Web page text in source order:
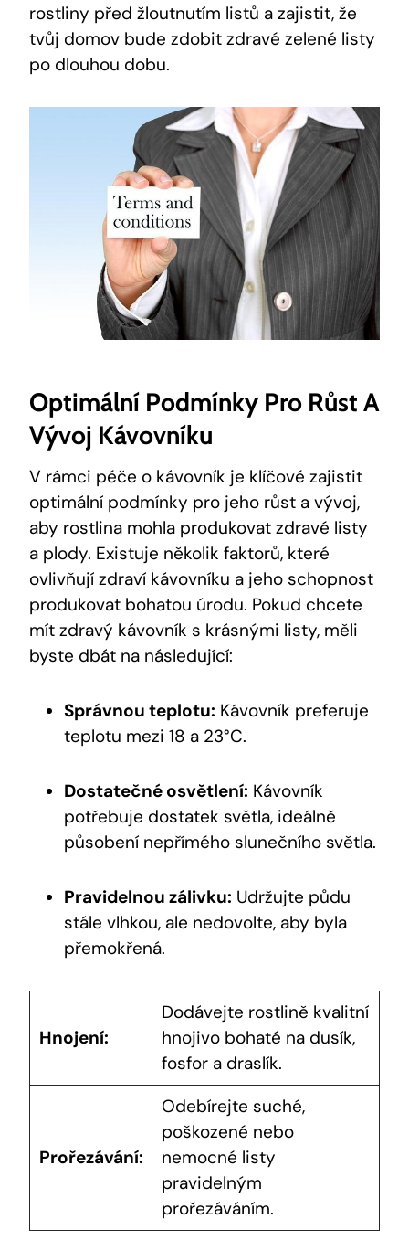
rostliny před žloutnutím listů a zajistit, že
tvůj domov bude zdobit zdravé zelené listy
po dlouhou dobu.
Optimální Podmínky Pro Růst A
Vývoj Kávovníku
V rámci péče o kávovník je klíčové zajistit
optimální podmínky pro jeho růst a vývoj,
aby rostlina mohla produkovat zdravé listy
a plody. Existuje několik faktorů, které
ovlivňují zdraví kávovníku a jeho schopnost
produkovat bohatou úrodu. Pokud chcete
mít zdravý kávovník s krásnými listy, měli
byste dbát na následující:
Správnou teplotu: Kávovník preferuje
teplotu mezi 18 a 23°C.
Dostatečné osvětlení: Kávovník
potřebuje dostatek světla, ideálně
působení nepřímého slunečního světla.
Pravidelnou zálivku: Udržujte půdu
stále vlhkou, ale nedovolte, aby byla
přemokřená.
Hnojení:
Dodávejte rostlině kvalitní
hnojivo bohaté na dusík,
fosfor a draslík.
Prořezávání:
Odebírejte suché,
poškozené nebo
nemocné listy
pravidelným
prořezáváním.